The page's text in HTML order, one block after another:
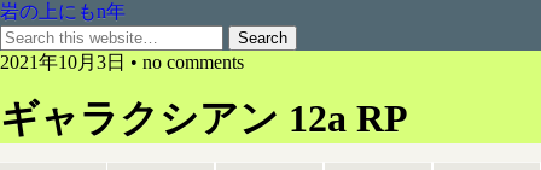
岩の上にもn年
2021年10月3日 • no comments
ギャラクシアン 12a RP